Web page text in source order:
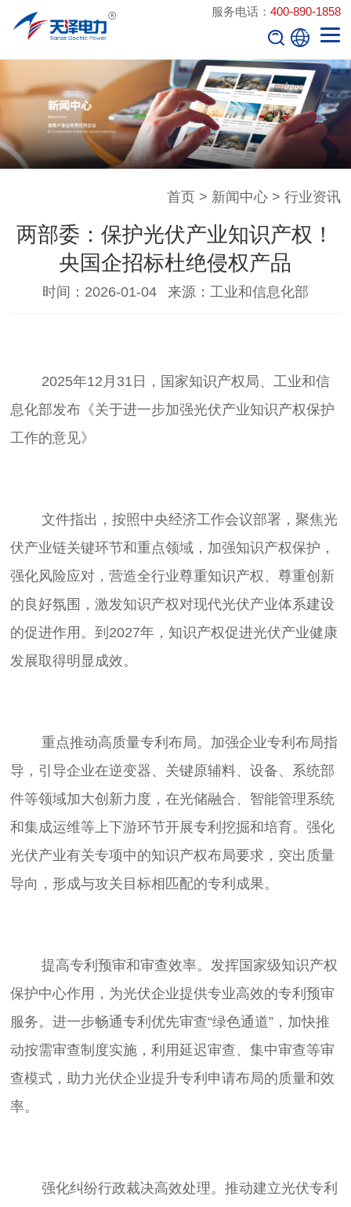
服务电话： 400-890-1858
首页> 新闻中心> 行业资讯
两部委：保护光伏产业知识产权！
央国企招标杜绝侵权产品
时间：2026-01-04 来源：工业和信息化部
息化部发布《关于进一步加强光伏产业知识产权保护
	文件指出，按照中央经济工作会议部署，聚焦光
伏产业链关键环节和重点领域，加强知识产权保护，
强化风险应对，营造全行业尊重知识产权、尊重创新
的良好氛围，激发知识产权对现代光伏产业体系建设
的促进作用。到2027年，知识产权促进光伏产业健康
	重点推动高质量专利布局。加强企业专利布局指
导，引导企业在逆变器、关键原辅料、设备、系统部
件等领域加大创新力度，在光储融合、智能管理系统
和集成运维等上下游环节开展专利挖掘和培育。强化
光伏产业有关专项中的知识产权布局要求，突出质量
	提高专利预审和审查效率。发挥国家级知识产权
保护中心作用，为光伏企业提供专业高效的专利预审
服务。进一步畅通专利优先审查“绿色通道”，加快推
动按需审查制度实施，利用延迟审查、集中审查等审
查模式，助力光伏企业提升专利申请布局的质量和效
	强化纠纷行政裁决高效处理。推动建立光伏专利